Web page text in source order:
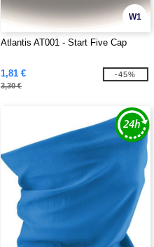
W1
Atlantis AT001 - Start Five Cap
1,81 €
3,30 €
-45%